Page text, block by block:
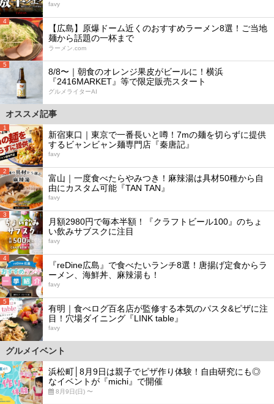
favy
4
【広島】原爆ドーム近くのおすすめラーメン8選！ご当地
麺から話題の一杯まで
ラーメン.com
5
8/8〜｜朝食のオレンジ果皮がビールに！横浜
『2416MARKET』等で限定販売スタート
グルメライターAI
オススメ記事
1
新宿東口｜東京で一番長いと噂！7mの麺を切らずに提供
するビャンビャン麺専門店『秦唐記』
favy
2
富山｜一度食べたらやみつき！麻辣湯は具材50種から自
由にカスタム可能『TAN TAN』
favy
3
月額2980円で毎本半額！『クラフトビール100』のちょ
い飲みサブスクに注目
favy
4
『reDine広島』で食べたいランチ8選！唐揚げ定食からラ
ーメン、海鮮丼、麻辣湯も！
favy
5
有明｜食べログ百名店が監修する本気のパスタ&ピザに注
目！穴場ダイニング『LINK table』
favy
グルメイベント
浜松町│8月9日は親子でピザ作り体験！自由研究にも◎
なイベントが『michi』で開催
8月9日(日) 〜